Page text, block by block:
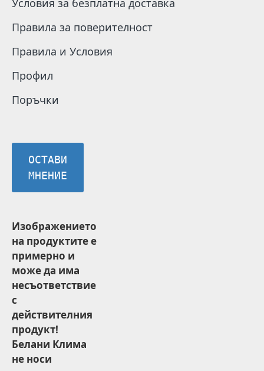
Условия за безплатна доставка
Правила за поверителност
Правила и Условия
Профил
Поръчки
ОСТАВИ
МНЕНИЕ
Изображението
на продуктите е
примерно и
може да има
несъответствие
с
действителния
продукт!
Белани Клима
не носи